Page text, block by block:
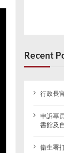
Recent
行政長
申訴專
書館及
衞生署